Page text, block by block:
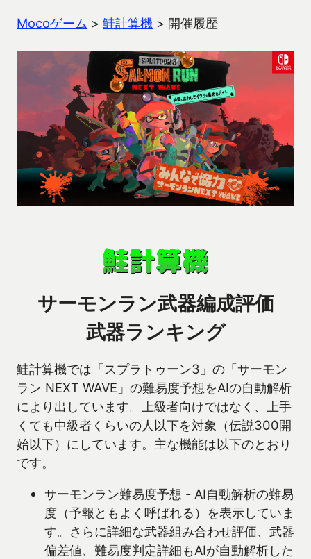
Mocoゲーム > 鮭計算機 > 開催履歴
サーモンラン武器編成評価
武器ランキング
鮭計算機では「スプラトゥーン3」の「サーモン
ラン NEXT WAVE」の難易度予想をAIの自動解析
により出しています。上級者向けではなく、上手
くても中級者くらいの人以下を対象（伝説300開
始以下）にしています。主な機能は以下のとおり
です。
サーモンラン難易度予想 - AI自動解析の難易
度（予報ともよく呼ばれる）を表示していま
す。さらに詳細な武器組み合わせ評価、武器
偏差値、難易度判定詳細もAIが自動解析した